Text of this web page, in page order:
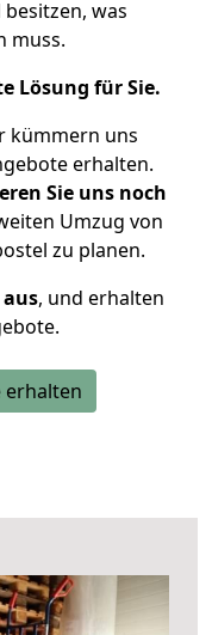
was
muss.
Lösung für Sie.
kümmern uns
erhalten.
Sie uns noch
Umzug von
zu planen.
, und erhalten
erhalten